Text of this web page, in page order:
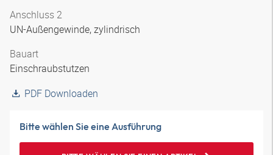
Anschluss 2
UN-Außengewinde, zylindrisch
Bauart
Einschraubstutzen
PDF Downloaden
Bitte wählen Sie eine Ausführung